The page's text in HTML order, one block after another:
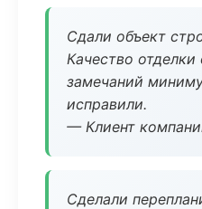
Сдали объект
Качество отделки
замечаний
исправили.
— Клиент
Сделали